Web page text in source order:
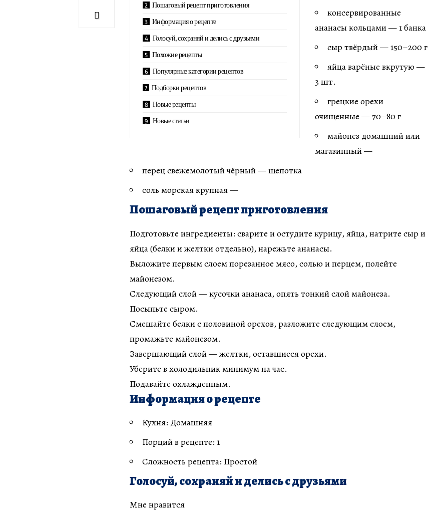
Пошаговый рецепт приготовления
Информация о рецепте
Голосуй, сохраняй и делись с друзьями
Похожие рецепты
Популярные категории рецептов
Подборки рецептов
Новые рецепты
Новые статьи
консервированные
ананасы кольцами — 1 банка
сыр твёрдый — 150–200 г
яйца варёные вкрутую —
3 шт.
грецкие орехи
очищенные — 70–80 г
майонез домашний или
магазинный —
перец свежемолотый чёрный — щепотка
соль морская крупная —
Пошаговый рецепт приготовления
Подготовьте ингредиенты: сварите и остудите курицу, яйца, натрите сыр и
яйца (белки и желтки отдельно), нарежьте ананасы.
Выложите первым слоем порезанное мясо, солью и перцем, полейте
майонезом.
Следующий слой — кусочки ананаса, опять тонкий слой майонеза.
Посыпьте сыром.
Смешайте белки с половиной орехов, разложите следующим слоем,
промажьте майонезом.
Завершающий слой — желтки, оставшиеся орехи.
Уберите в холодильник минимум на час.
Подавайте охлажденным.
Информация о рецепте
Кухня: Домашняя
Порций в рецепте: 1
Сложность рецепта: Простой
Голосуй, сохраняй и делись с друзьями
Мне нравится